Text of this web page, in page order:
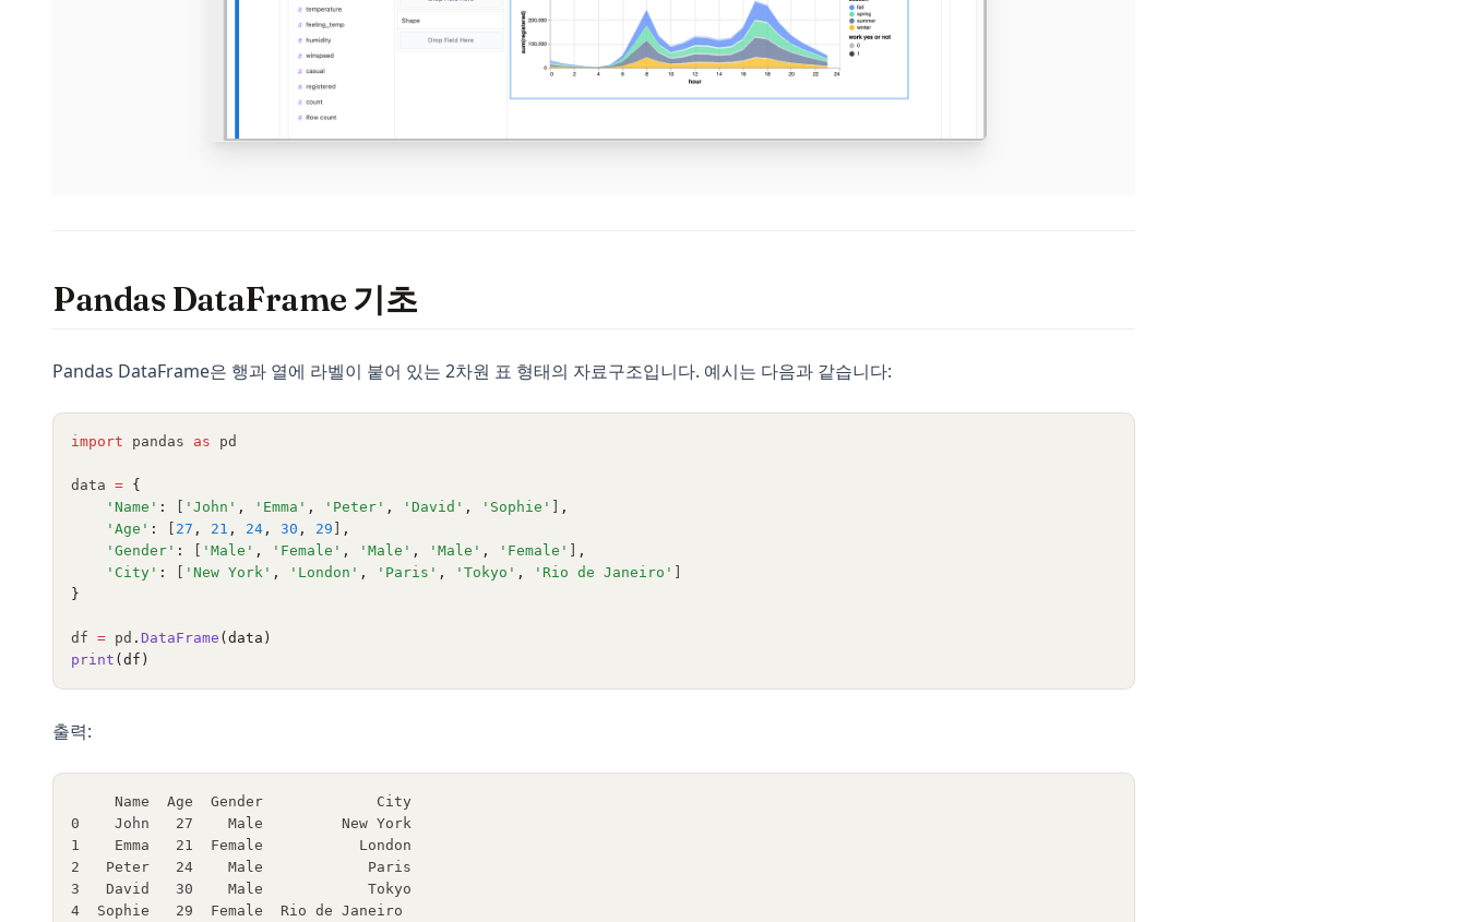
Pandas DataFrame 기초
Pandas DataFrame은 행과 열에 라벨이 붙어 있는 2차원 표 형태의 자료구조입니다. 예시는 다음과 같습니다:
import pandas as pd
data = {
'Name' : [ 'John' , 'Emma' , 'Peter' , 'David' , 'Sophie' ] ,
'Age' : [ 27 , 21 , 24 , 30 , 29 ] ,
'Gender' : [ 'Male' , 'Female' , 'Male' , 'Male' , 'Female' ] ,
'City' : [ 'New York' , 'London' , 'Paris' , 'Tokyo' , 'Rio de Janeiro' ]
}
df = pd . DataFrame (data)
print (df)
출력:
     Name  Age  Gender             City
0    John   27    Male         New York
1    Emma   21  Female           London
2   Peter   24    Male            Paris
3   David   30    Male            Tokyo
4  Sophie   29  Female  Rio de Janeiro